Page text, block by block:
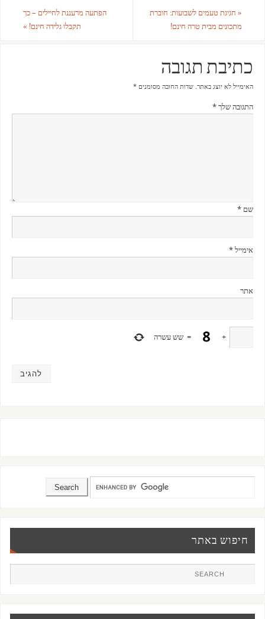
«חגיגת טעמים לשבועות: חוברת
מתכונים מבית טרה חינם!
הפתעה מרעננת לחיילים – כך
תקבלו גלידה חינם! »
כתיבת תגובה
האימייל לא יוצג באתר. שדות החובה מסומנים *
התגובה שלך*
שם *
אימייל*
אתר
+
= שש עשרה
חיפוש באתר